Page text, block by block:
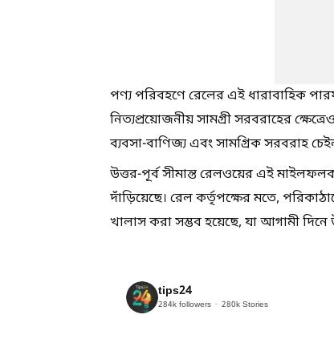
পণ্য পরিবহণে রেলের এই ধারাবাহিক
নিত্যপ্রয়োজনীয় সামগ্রী সরবরাহের
ব্যবসা-বাণিজ্য এবং সামগ্রিক সরবরাহ
উত্তর-পূর্ব সীমান্ত রেলওয়ের এই
দাঁড়িয়েছে। রেল কর্তৃপক্ষের মতে,
খালাস করা সম্ভব হয়েছে, যা আগামী দিনে
tips24
284k followers 280k Stories